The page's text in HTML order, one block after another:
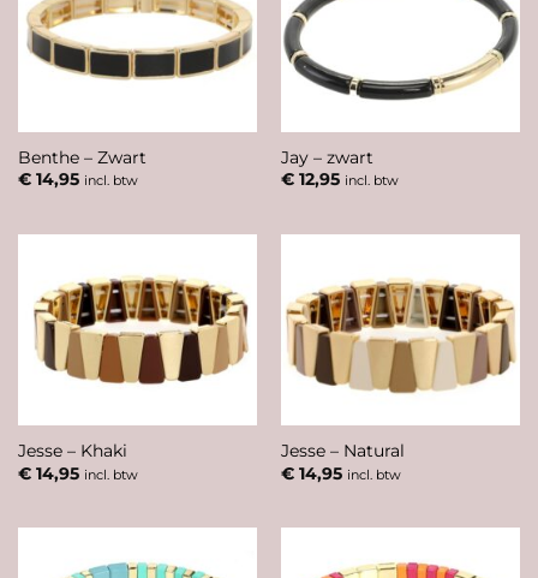
Benthe – Zwart
€14,95 incl. btw
Jay – zwart
€12,95 incl. btw
Jesse – Khaki
€14,95 incl. btw
Jesse – Natural
€14,95 incl. btw